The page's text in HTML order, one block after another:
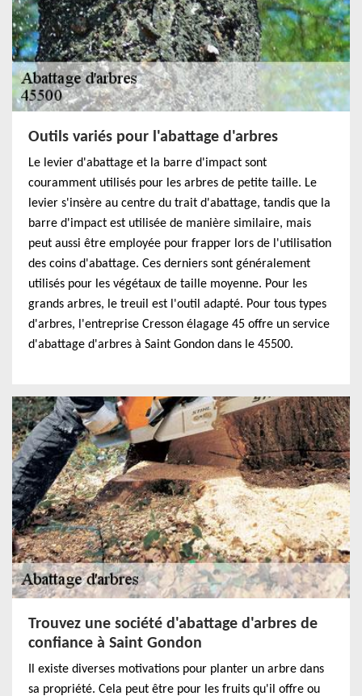
Outils variés pour l'abattage d'arbres
Le levier d'abattage et la barre d'impact sont
couramment utilisés pour les arbres de petite taille. Le
levier s'insère au centre du trait d'abattage, tandis que la
barre d'impact est utilisée de manière similaire, mais
peut aussi être employée pour frapper lors de l'utilisation
des coins d'abattage. Ces derniers sont généralement
utilisés pour les végétaux de taille moyenne. Pour les
grands arbres, le treuil est l'outil adapté. Pour tous types
d'arbres, l'entreprise Cresson élagage 45 offre un service
d'abattage d'arbres à Saint Gondon dans le 45500.
Trouvez une société d'abattage d'arbres de
confiance à Saint Gondon
Il existe diverses motivations pour planter un arbre dans
sa propriété. Cela peut être pour les fruits qu'il offre ou